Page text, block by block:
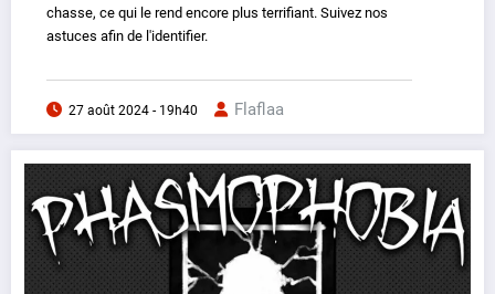
chasse, ce qui le rend encore plus terrifiant. Suivez nos
astuces afin de l'identifier.
27 août 2024 - 19h40 Flaflaa